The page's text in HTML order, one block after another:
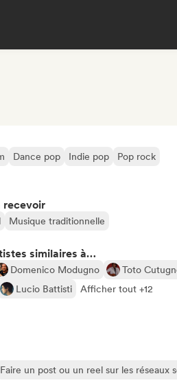
Dance pop Indie pop Pop rock
recevoir
Musique traditionnelle
similaires à…
Domenico Modugno
Toto
Lucio Battisti Afficher tout +12
Faire un post ou un reel sur les réseaux